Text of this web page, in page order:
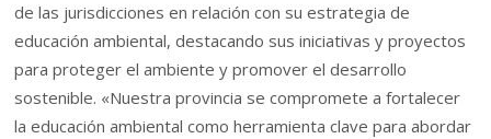
de las jurisdicciones en relación con su estrategia de
educación ambiental, destacando sus iniciativas y proyectos
para proteger el ambiente y promover el desarrollo
sostenible. «Nuestra provincia se compromete a fortalecer
la educación ambiental como herramienta clave para abordar